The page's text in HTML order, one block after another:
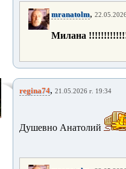
mranatolm,
Милана
regina74, 21.05.2026 г. 19:34
Душевно Анатолий